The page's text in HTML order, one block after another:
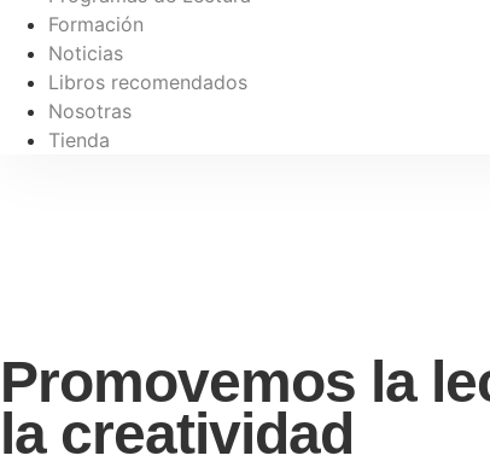
Formación
Noticias
Libros recomendados
Nosotras
Tienda
Promovemos la
la creatividad